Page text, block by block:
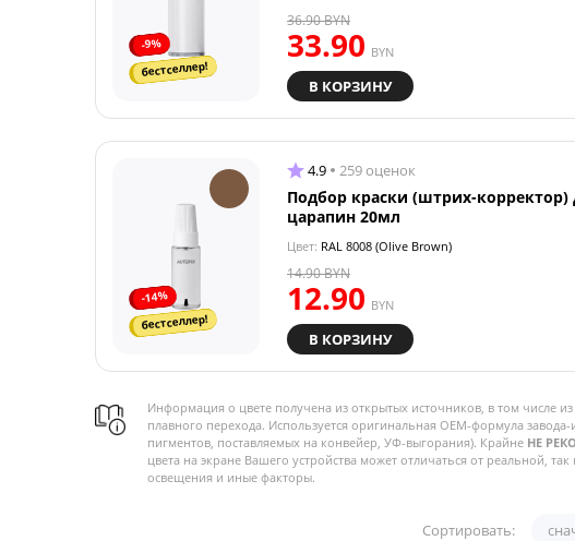
-9%
бестселлер!
33.90 BYN
36.90BYN
В КОРЗИНУ
-14%
бестселлер!
4.9 259 оценок
Подбор краски (штрих-корректор)
царапин 20мл
Цвет: RAL 8008 (Olive Brown)
12.90 BYN
14.90BYN
В КОРЗИНУ
Информация о цвете получена из открытых источников, в том числе
плавного перехода. Используется оригинальная OEM-формула завода-
пигментов, поставляемых на конвейер, УФ-выгорания). Крайне НЕ
цвета на экране Вашего устройства может отличаться от реальной,
освещения и иные факторы.
Сортировать: